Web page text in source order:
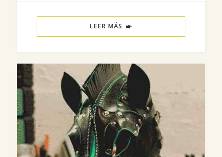
LEER MÁS